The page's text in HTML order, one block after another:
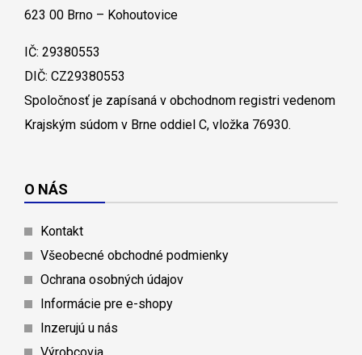
623 00 Brno – Kohoutovice
IČ: 29380553
DIČ: CZ29380553
Spoločnosť je zapísaná v obchodnom registri vedenom
Krajským súdom v Brne oddiel C, vložka 76930.
O NÁS
Kontakt
Všeobecné obchodné podmienky
Ochrana osobných údajov
Informácie pre e-shopy
Inzerujú u nás